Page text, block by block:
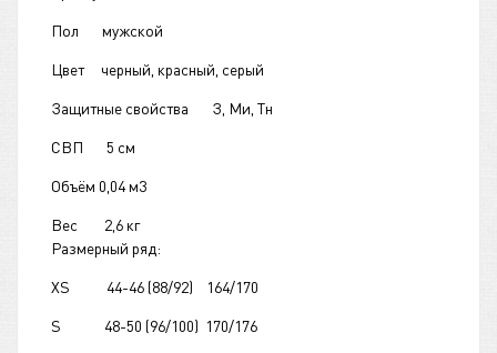
Пол мужской
Цвет черный, красный, серый
Защитные свойства З, Ми, Тн
СВП 5 см
Объём 0,04 м3
Вес 2,6 кг
Размерный ряд:
XS 44-46 (88/92) 164/170
S 48-50 (96/100) 170/176